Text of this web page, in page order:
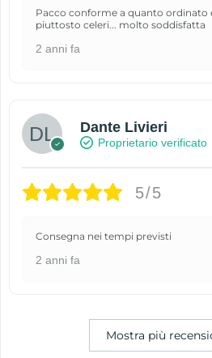
Pacco conforme a quanto ordinato
piuttosto celeri... molto soddisfatta
2 anni fa
Dante Livieri
Proprietario verificato
5/5
Consegna nei tempi previsti
2 anni fa
Mostra più